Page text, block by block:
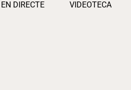
DIRECTE VIDEOTECA